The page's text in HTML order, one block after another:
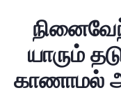
யாரும்
காணாமல்